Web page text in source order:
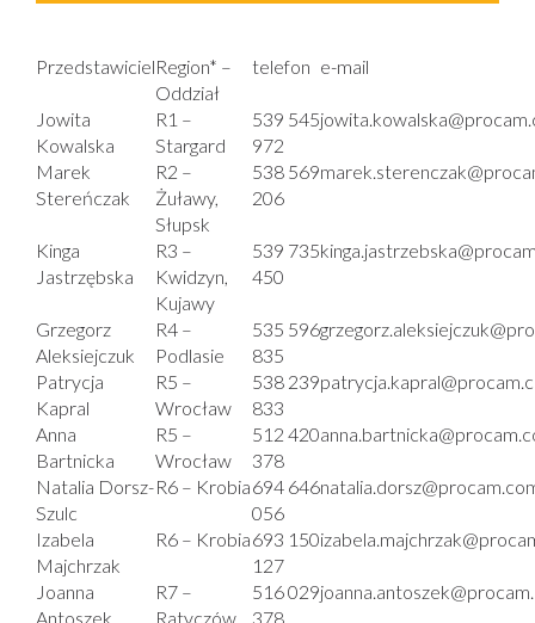
PrzedstawicielRegion* –
Oddział
telefon e-mail
Jowita
Kowalska
R1 –
Stargard
539 545
972
Marek
Stereńczak
R2 –
Żuławy,
Słupsk
538 569
206
Kinga
Jastrzębska
R3 –
Kwidzyn,
Kujawy
539 735
450
Grzegorz
Aleksiejczuk
R4 –
Podlasie
535 596
835
Patrycja
Kapral
R5 –
Wrocław
538 239
833
Anna
Bartnicka
R5 –
Wrocław
512 420
378
Natalia Dorsz-
Szulc
R6 – Krobia694 646
056
Izabela
Majchrzak
R6 – Krobia693 150
127
Joanna
Antoszek
R7 –
Ratyczów
516 029
378